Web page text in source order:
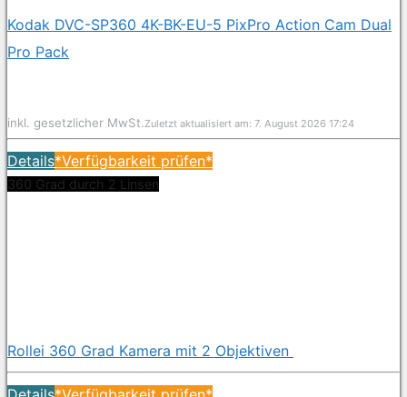
Kodak DVC-SP360 4K-BK-EU-5 PixPro Action Cam Dual
Pro Pack
inkl. gesetzlicher MwSt.Zuletzt aktualisiert am: 7. August 2026 17:24
Details*Verfügbarkeit prüfen*
360 Grad durch 2 Linsen
Rollei 360 Grad Kamera mit 2 Objektiven